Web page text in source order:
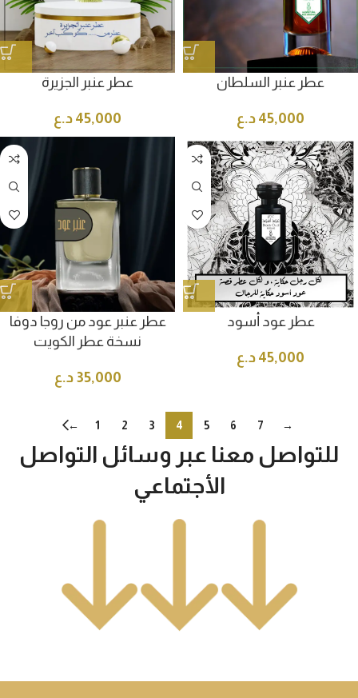
عطر عنبر الجزيرة
45,000 د.ع
عطر عنبر السلطان
45,000 د.ع
عطر عنبر عود من روجا دوفا
نسخة عطر الكويت
35,000 د.ع
عطر عود أسود
45,000 د.ع
← 1 2 3 4 5 6 7 →
للتواصل معنا عبر وسائل التواصل
الأجتماعي